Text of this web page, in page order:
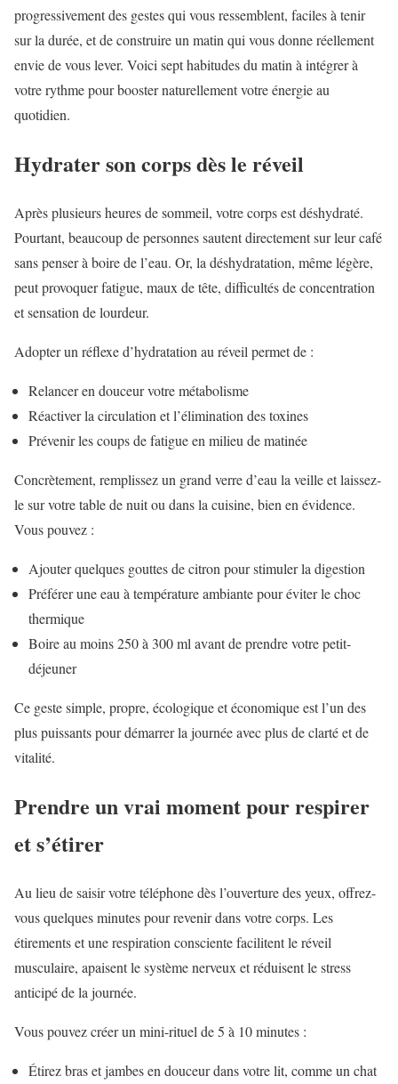
progressivement des gestes qui vous ressemblent, faciles à tenir
sur la durée, et de construire un matin qui vous donne réellement
envie de vous lever. Voici sept habitudes du matin à intégrer à
votre rythme pour booster naturellement votre énergie au
quotidien.
Hydrater son corps dès le réveil
Après plusieurs heures de sommeil, votre corps est déshydraté.
Pourtant, beaucoup de personnes sautent directement sur leur café
sans penser à boire de l’eau. Or, la déshydratation, même légère,
peut provoquer fatigue, maux de tête, difficultés de concentration
et sensation de lourdeur.
Adopter un réflexe d’hydratation au réveil permet de :
Relancer en douceur votre métabolisme
Réactiver la circulation et l’élimination des toxines
Prévenir les coups de fatigue en milieu de matinée
Concrètement, remplissez un grand verre d’eau la veille et laissez-
le sur votre table de nuit ou dans la cuisine, bien en évidence.
Vous pouvez :
Ajouter quelques gouttes de citron pour stimuler la digestion
Préférer une eau à température ambiante pour éviter le choc
thermique
Boire au moins 250 à 300 ml avant de prendre votre petit-
déjeuner
Ce geste simple, propre, écologique et économique est l’un des
plus puissants pour démarrer la journée avec plus de clarté et de
vitalité.
Prendre un vrai moment pour respirer
et s’étirer
Au lieu de saisir votre téléphone dès l’ouverture des yeux, offrez-
vous quelques minutes pour revenir dans votre corps. Les
étirements et une respiration consciente facilitent le réveil
musculaire, apaisent le système nerveux et réduisent le stress
anticipé de la journée.
Vous pouvez créer un mini-rituel de 5 à 10 minutes :
Étirez bras et jambes en douceur dans votre lit, comme un chat